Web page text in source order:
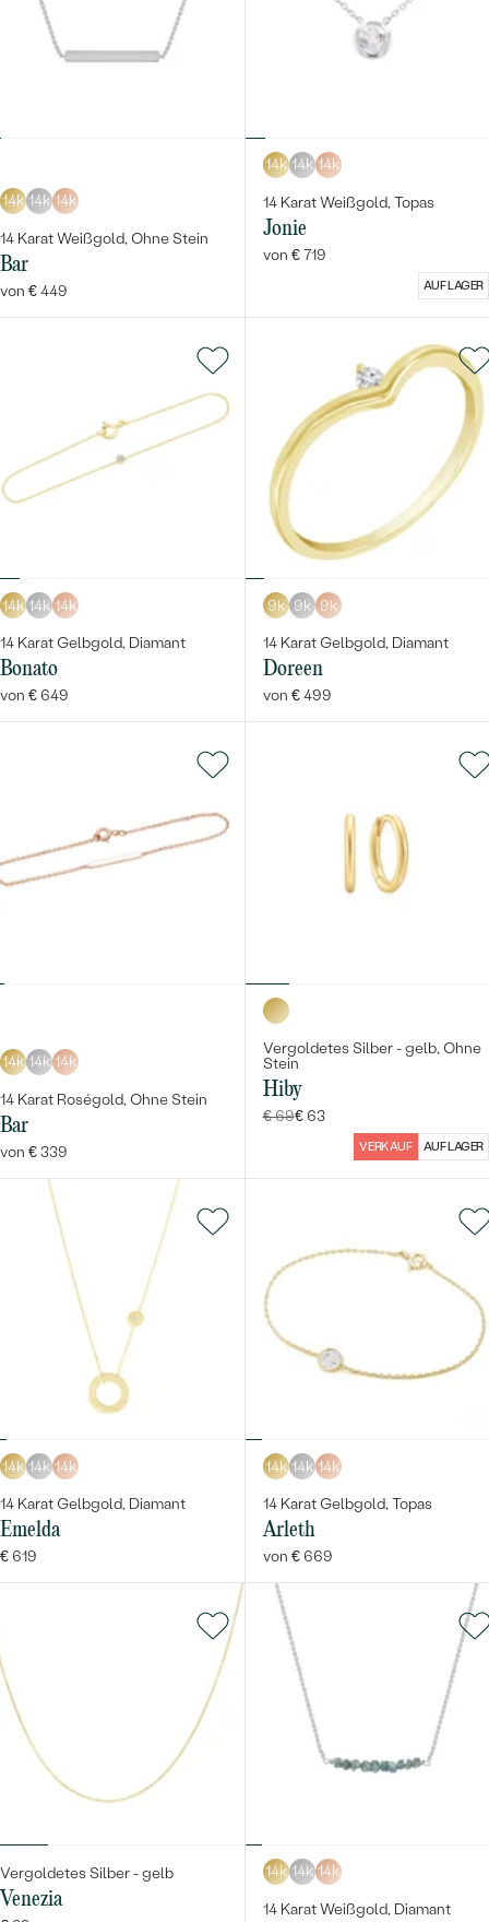
14k 14k 14k
14 Karat Weißgold, Ohne Stein
Bar
von € 449
14k 14k 14k
14 Karat Weißgold, Topas
Jonie
von € 719
AUF LAGER
14k 14k 14k
14 Karat Gelbgold, Diamant
Bonato
von € 649
9k 9k 9k
14 Karat Gelbgold, Diamant
Doreen
von € 499
14k 14k 14k
14 Karat Roségold, Ohne Stein
Bar
von € 339
Vergoldetes Silber - gelb, Ohne
Stein
Hiby
€ 69€ 63
VERKAUF AUF LAGER
14k 14k 14k
14 Karat Gelbgold, Diamant
Emelda
€ 619
14k 14k 14k
14 Karat Gelbgold, Topas
Arleth
von € 669
Vergoldetes Silber - gelb
Venezia
14k 14k 14k
14 Karat Weißgold, Diamant